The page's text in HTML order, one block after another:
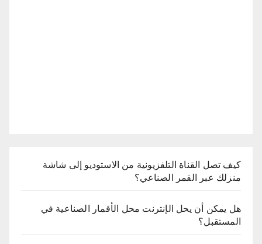
كيف تصل القناة التلفزيونية من الاستوديو إلى شاشة
منزلك عبر القمر الصناعي؟
هل يمكن أن يحل الإنترنت محل الأقمار الصناعية في
المستقبل؟